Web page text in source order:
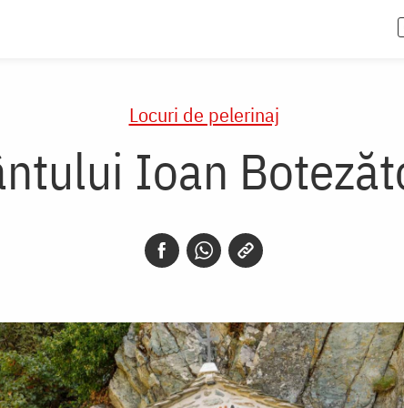
Locuri de pelerinaj
Ioan